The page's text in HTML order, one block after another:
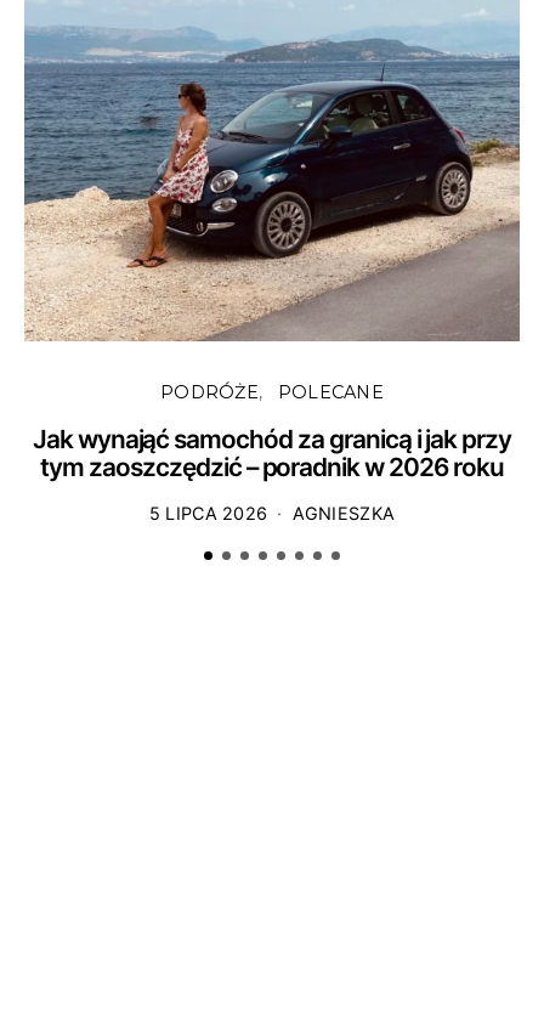
PODRÓŻE POLECANE
Jak wynająć samochód za granicą i jak przy
tym zaoszczędzić – poradnik w 2026 roku
5 LIPCA 2026 AGNIESZKA